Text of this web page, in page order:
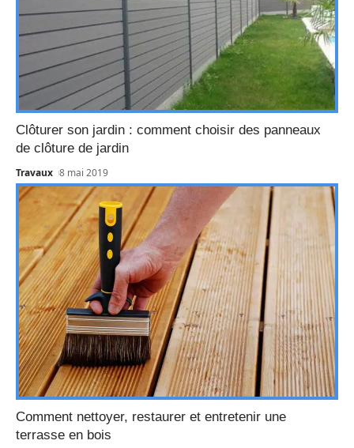
Clôturer son jardin : comment choisir des panneaux
de clôture de jardin
Travaux 8 mai 2019
Comment nettoyer, restaurer et entretenir une
terrasse en bois